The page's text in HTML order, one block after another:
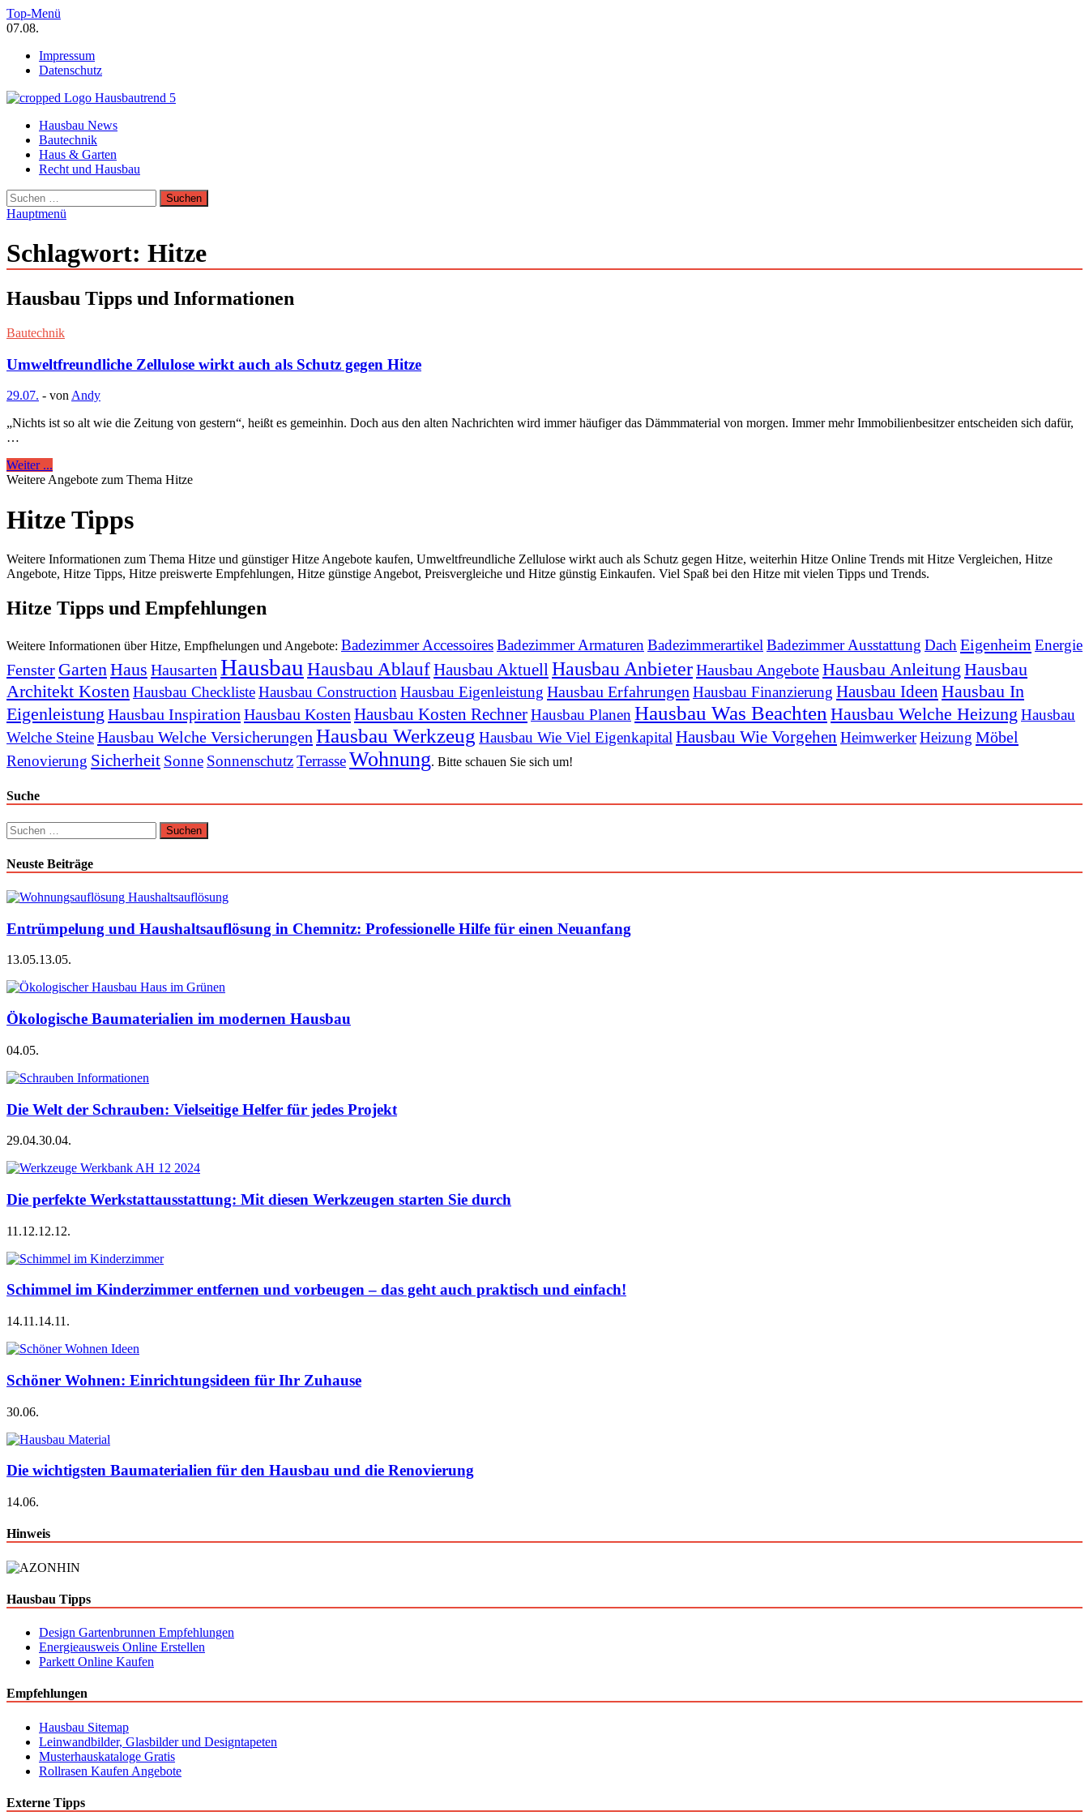
Zum
Inhalt
Top-Menü
07.08.
Impressum
Datenschutz
Hausbautrend Hausbau Trends
Hausbau, Modernisierung, Energietechnik, Haustechnik
Hausbau News
Bautechnik
Haus & Garten
Recht und Hausbau
Suchen
nach:
Hauptmenü
Schlagwort: Hitze
Hausbau Tipps und Informationen
Bautechnik
Umweltfreundliche Zellulose wirkt auch als Schutz gegen Hitze
29.07. - von Andy
„Nichts ist so alt wie die Zeitung von gestern“, heißt es gemeinhin. Doch aus den alten Nachrichten wird immer häufiger das Dämmmaterial von morgen. Immer mehr Immobilienbesitzer entscheiden sich dafür,
…
Weiter ...
Weitere Angebote zum Thema Hitze
Hitze Tipps
Weitere Informationen zum Thema Hitze und günstiger Hitze Angebote kaufen, Umweltfreundliche Zellulose wirkt auch als Schutz gegen Hitze, weiterhin Hitze Online Trends mit Hitze Vergleichen, Hitze
Angebote, Hitze Tipps, Hitze preiswerte Empfehlungen, Hitze günstige Angebot, Preisvergleiche und Hitze günstig Einkaufen. Viel Spaß bei den Hitze mit vielen Tipps und Trends.
Hitze Tipps und Empfehlungen
Weitere Informationen über Hitze, Empfhelungen und Angebote: Badezimmer AccessoiresBadezimmer Armaturen Badezimmerartikel Badezimmer Ausstattung Dach Eigenheim Energie
Fenster Garten Haus Hausarten Hausbau Hausbau AblaufHausbau AktuellHausbau AnbieterHausbau AngeboteHausbau Anleitung Hausbau
Architekt Kosten Hausbau ChecklisteHausbau Construction Hausbau Eigenleistung Hausbau Erfahrungen Hausbau Finanzierung Hausbau Ideen Hausbau In
Eigenleistung Hausbau Inspiration Hausbau Kosten Hausbau Kosten RechnerHausbau Planen Hausbau Was Beachten Hausbau Welche Heizung Hausbau
Welche SteineHausbau Welche Versicherungen Hausbau Werkzeug Hausbau Wie Viel Eigenkapital Hausbau Wie Vorgehen HeimwerkerHeizung Möbel
Renovierung Sicherheit Sonne SonnenschutzTerrasseWohnung. Bitte schauen Sie sich um!
Suche
Suchen
nach:
Neuste Beiträge
Entrümpelung und Haushaltsauflösung in Chemnitz: Professionelle Hilfe für einen Neuanfang
13.05.13.05.
Ökologische Baumaterialien im modernen Hausbau
04.05.
Die Welt der Schrauben: Vielseitige Helfer für jedes Projekt
29.04.30.04.
Die perfekte Werkstattausstattung: Mit diesen Werkzeugen starten Sie durch
11.12.12.12.
Schimmel im Kinderzimmer entfernen und vorbeugen – das geht auch praktisch und einfach!
14.11.14.11.
Schöner Wohnen: Einrichtungsideen für Ihr Zuhause
30.06.
Die wichtigsten Baumaterialien für den Hausbau und die Renovierung
14.06.
Hinweis
Hausbau Tipps
Design Gartenbrunnen Empfehlungen
Energieausweis Online Erstellen
Parkett Online Kaufen
Empfehlungen
Hausbau Sitemap
Leinwandbilder, Glasbilder und Designtapeten
Musterhauskataloge Gratis
Rollrasen Kaufen Angebote
Externe Tipps